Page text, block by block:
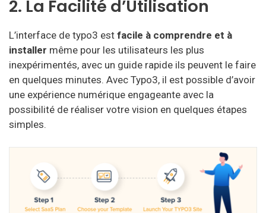
2. La Facilité d’Utilisation
L’interface de typo3 est facile à comprendre et à
installer même pour les utilisateurs les plus
inexpérimentés, avec un guide rapide ils peuvent le faire
en quelques minutes. Avec Typo3, il est possible d’avoir
une expérience numérique engageante avec la
possibilité de réaliser votre vision en quelques étapes
simples.